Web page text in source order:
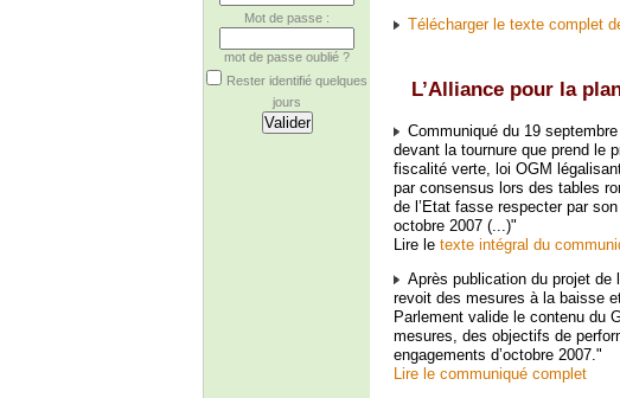
Mot de passe :
mot de passe oublié ?
Rester identifié quelques
jours
Télécharger le texte complet
L’Alliance pour la
Communiqué du 19
devant la tournure que prend le
fiscalité verte, loi OGM
par consensus lors des tables
de l’Etat fasse respecter par
octobre 2007 (...)"
Lire le texte intégral du
Après publication du projet
revoit des mesures à la baisse
Parlement valide le contenu du
mesures, des objectifs de
engagements d’octobre 2007."
Lire le communiqué complet